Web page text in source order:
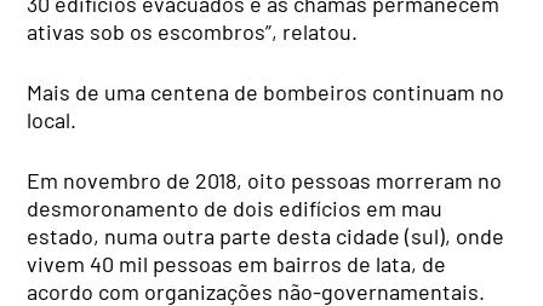
ativas sob os escombros”, relatou.
Mais de uma centena de bombeiros continuam no
local.
Em novembro de 2018, oito pessoas morreram no
desmoronamento de dois edifícios em mau
estado, numa outra parte desta cidade (sul), onde
vivem 40 mil pessoas em bairros de lata, de
acordo com organizações não-governamentais.